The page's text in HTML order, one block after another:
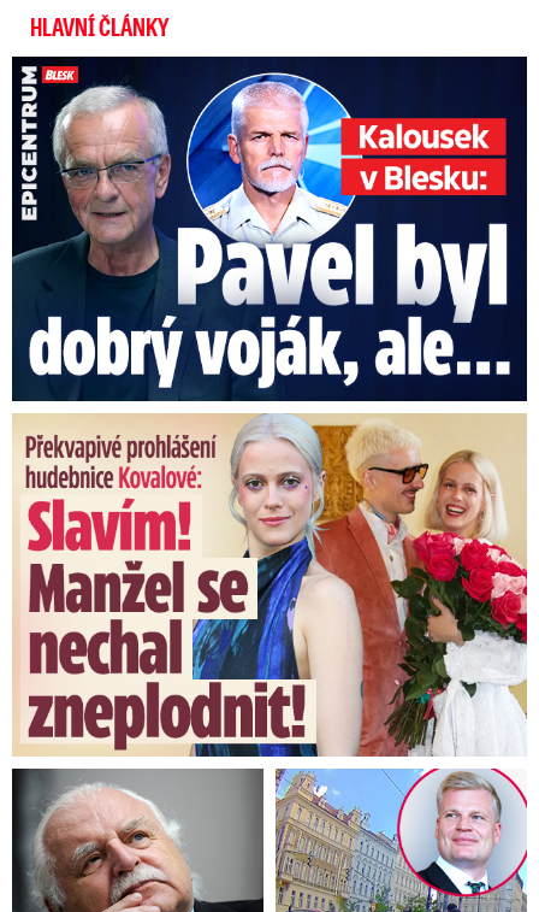
HLAVNÍ ČLÁNKY
Kalousek o prezidentovi: S Pavlem jsem se nesmířil!
Překvapivé prohlášení hudebnice Kovalové: Slavím! Manžel se ...